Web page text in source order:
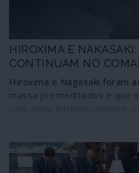
HIROXIMA E
CONTINUAM NO
Hiroxima e Nagasaki foram
massa premeditados e que
XXI, lançando um novo